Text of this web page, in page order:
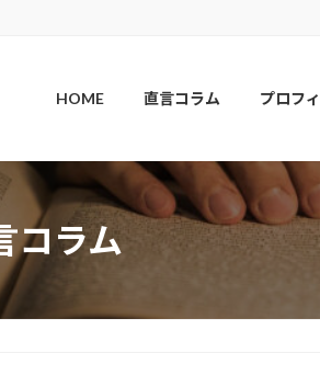
HOME 直言コラム プロフ
コラム